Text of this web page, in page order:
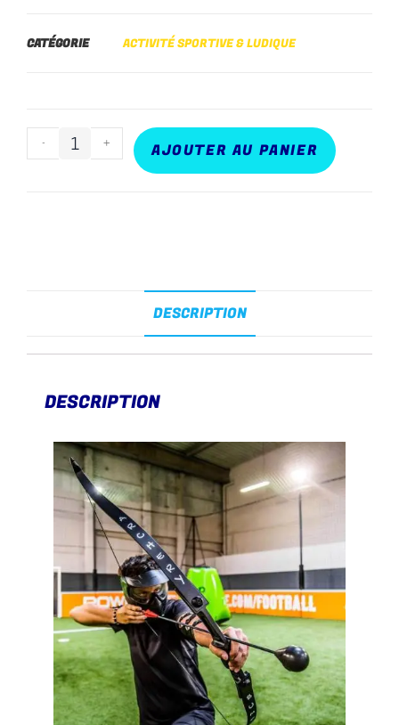
CATÉGORIE ACTIVITÉ SPORTIVE & LUDIQUE
- + AJOUTER AU PANIER
DESCRIPTION
DESCRIPTION